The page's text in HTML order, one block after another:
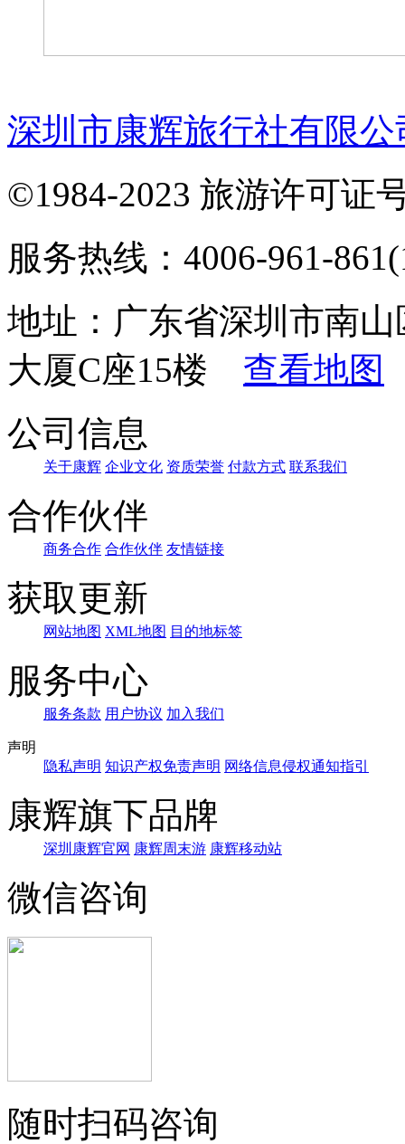
深圳市康辉旅行社有限
©1984-2023 旅游许可证
服务热线：4006-961-
地址：广东省深圳市南
大厦C座15楼 查看地图
公司信息
关于康辉 企业文化 资质荣誉 付款方式 联系我们
合作伙伴
商务合作 合作伙伴 友情链接
获取更新
网站地图 XML地图 目的地标签
服务中心
服务条款 用户协议 加入我们
声明
隐私声明 知识产权免责声明 网络信息侵权通知指引
康辉旗下品牌
深圳康辉官网 康辉周末游 康辉移动站
微信咨询
随时扫码咨询